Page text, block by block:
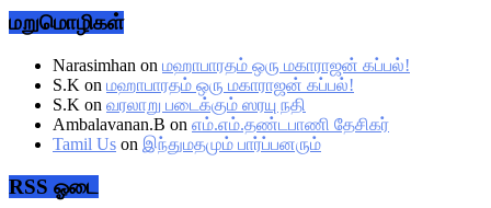
மறுமொழிகள்
Narasimhan on மஹாபாரதம் ஒரு மகாராஜன் கப்பல்!
S.K on மஹாபாரதம் ஒரு மகாராஜன் கப்பல்!
S.K on வரலாறு படைக்கும் ஸரயு நதி
Ambalavanan.B on எம்.எம்.தண்டபாணி தேசிகர்
Tamil Us on இந்துமதமும் பார்ப்பனரும்
RSS ஓடை